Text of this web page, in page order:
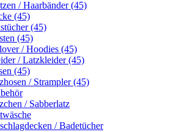
/ Haarbänder (45)
(45)
(45)
(45)
/ Hoodies (45)
/ Latzkleider (45)
(45)
/ Strampler (45)
/ Sabberlatz
/ Badetücher